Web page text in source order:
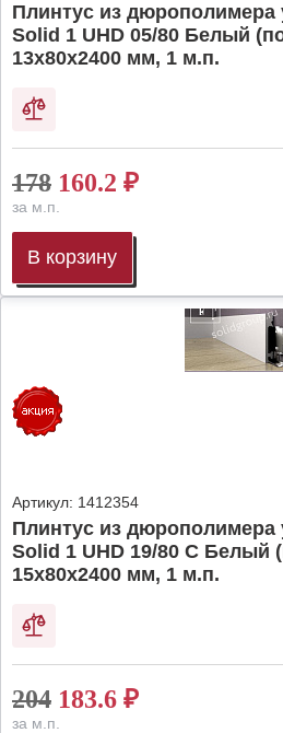
Плинтус из дюрополимера
Solid 1 UHD 05/80 Белый
13х80х2400 мм, 1 м.п.
178 160.2 ₽
за м.п.
В корзину
Артикул: 1412354
Плинтус из дюрополимера
Solid 1 UHD 19/80 C Белый
15х80х2400 мм, 1 м.п.
204 183.6 ₽
за м.п.